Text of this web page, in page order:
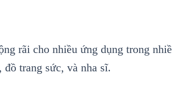
rãi cho nhiều ứng dụng trong
trang sức, và nha sĩ.